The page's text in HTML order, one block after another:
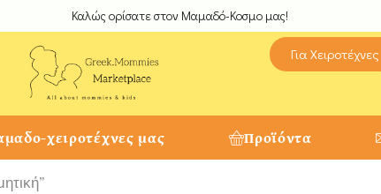
Καλώς ορίσατε στον Μαμαδό-Κοσμο μας!
Για Χειροτέχνες
χειροτέχνες μας Προϊόντα